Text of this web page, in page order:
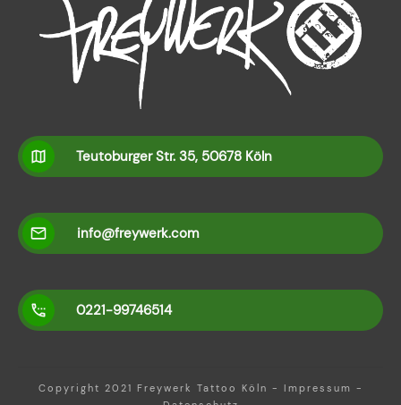
Teutoburger Str. 35, 50678 Köln
info@freywerk.com
0221-99746514
Copyright 2021 Freywerk Tattoo Köln - Impressum -